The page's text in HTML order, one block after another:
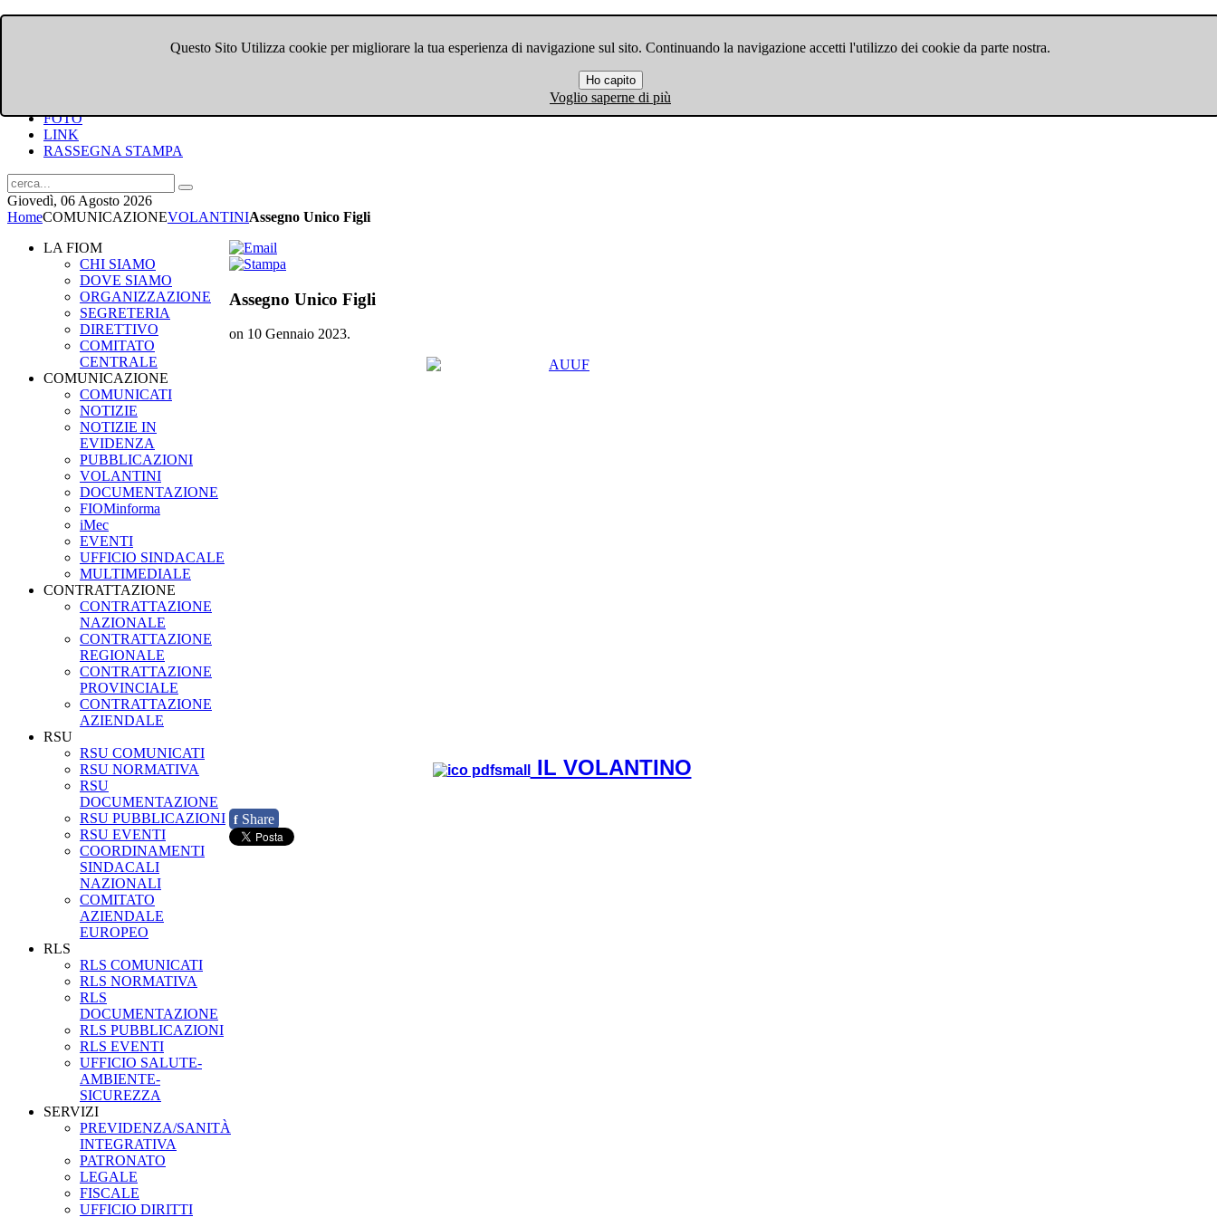
Questo Sito Utilizza cookie per migliorare la tua esperienza di navigazione sul sito. Continuando la navigazione accetti l'utilizzo dei cookie da parte nostra.
Ho capito
Voglio saperne di più
FOTO
LINK
RASSEGNA STAMPA
Giovedì, 06 Agosto 2026
HomeCOMUNICAZIONEVOLANTINIAssegno Unico Figli
Assegno Unico Figli
on 10 Gennaio 2023.
IL VOLANTINO
f Share
LA FIOM
CHI SIAMO
DOVE SIAMO
ORGANIZZAZIONE
SEGRETERIA
DIRETTIVO
COMITATO
CENTRALE
COMUNICAZIONE
COMUNICATI
NOTIZIE
NOTIZIE IN
EVIDENZA
PUBBLICAZIONI
VOLANTINI
DOCUMENTAZIONE
FIOMinforma
iMec
EVENTI
UFFICIO SINDACALE
MULTIMEDIALE
CONTRATTAZIONE
CONTRATTAZIONE
NAZIONALE
CONTRATTAZIONE
REGIONALE
CONTRATTAZIONE
PROVINCIALE
CONTRATTAZIONE
AZIENDALE
RSU
RSU COMUNICATI
RSU NORMATIVA
RSU
DOCUMENTAZIONE
RSU PUBBLICAZIONI
RSU EVENTI
COORDINAMENTI
SINDACALI
NAZIONALI
COMITATO
AZIENDALE
EUROPEO
RLS
RLS COMUNICATI
RLS NORMATIVA
RLS
DOCUMENTAZIONE
RLS PUBBLICAZIONI
RLS EVENTI
UFFICIO SALUTE-
AMBIENTE-
SICUREZZA
SERVIZI
PREVIDENZA/SANITÀ
INTEGRATIVA
PATRONATO
LEGALE
FISCALE
UFFICIO DIRITTI